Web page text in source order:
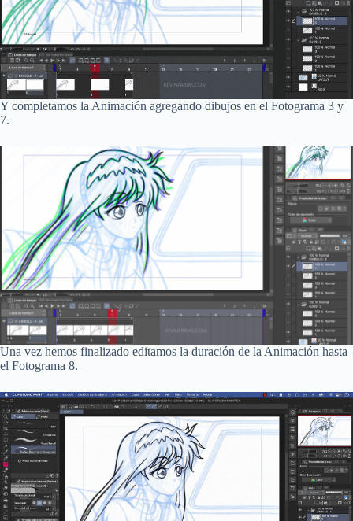
Y completamos la Animación agregando dibujos en el Fotograma 3 y
7.
Una vez hemos finalizado editamos la duración de la Animación hasta
el Fotograma 8.